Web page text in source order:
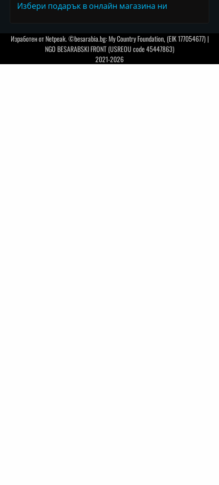
Избери подарък в онлайн магазина ни
Изработен отNetpeak. ©besarabia.bg: My Country Foundation, (EIK 177054677) |
NGO BESARABSKI FRONT (USREOU code 45447863)
2021-2026